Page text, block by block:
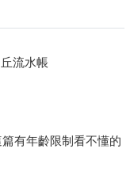
流水帳
有年齡限制看不懂的